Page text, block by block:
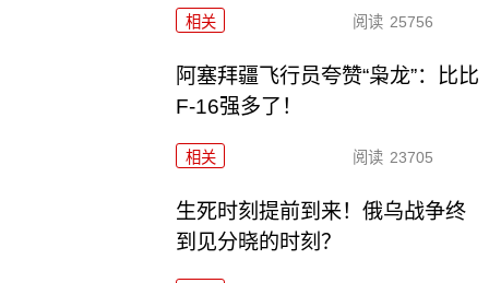
相关 阅读 25756
阿塞拜疆飞行员夸赞“枭龙”：比比
F-16强多了！
相关 阅读 23705
生死时刻提前到来！俄乌战争终
到见分晓的时刻？